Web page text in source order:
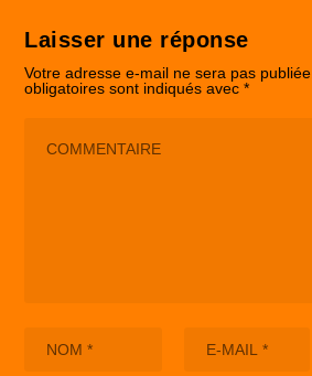
Laisser une réponse
Votre adresse e-mail ne sera pas publiée.
obligatoires sont indiqués avec*